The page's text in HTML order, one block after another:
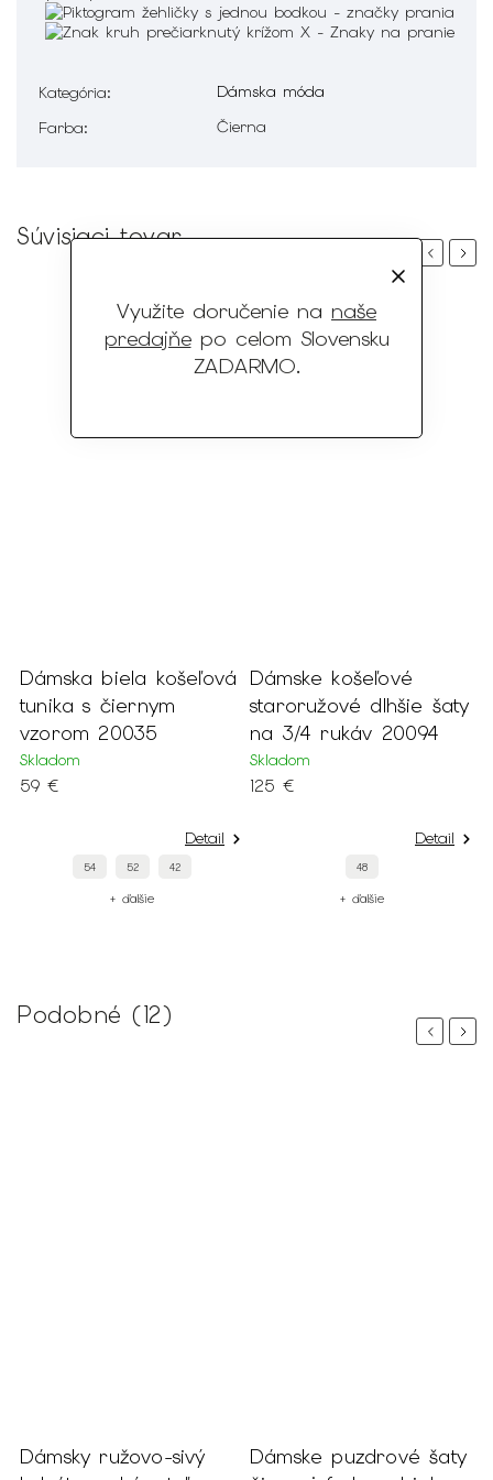
Využite doručenie na naše
predajňepo celom Slovensku
ZADARMO.
Kategória:
Dámska móda
Farba: Čierna
Súvisiaci tovar
Previous
Dámske košeľové
staroružové dlhšie šaty
na 3/4 rukáv 20094
Skladom
125 €
Detail
+ ďalšie
Dámske košeľové
farebné šaty so
vzorom 20098
Skladom
129 €
Detail
+ ďalšie
Next
Podobné (12)
Previous
Dámske puzdrové šaty Dámsky čierny
Next